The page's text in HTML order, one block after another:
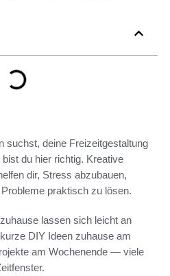
suchst, deine Freizeitgestaltung
du hier richtig. Kreative
dir, Stress abzubauen,
praktisch zu lösen.
lassen sich leicht an
DIY Ideen zuhause am
am Wochenende — viele